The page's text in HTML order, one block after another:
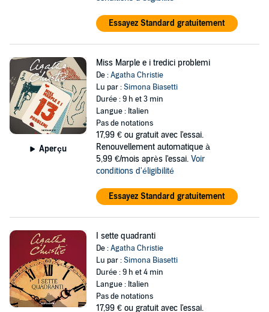
Essayez Standard gratuitement
Aperçu
Miss Marple e i tredici problemi
De :Agatha Christie
Lu par :Simona Biasetti
Durée : 9 h et 3 min
Langue : Italien
Pas de notations
17,99 € ou gratuit avec l'essai.
Renouvellement automatique à
5,99 €/mois après l'essai. Voir
conditions d'éligibilité
Essayez Standard gratuitement
I sette quadranti
De :Agatha Christie
Lu par :Simona Biasetti
Durée : 9 h et 4 min
Langue : Italien
Pas de notations
17,99 € ou gratuit avec l'essai.